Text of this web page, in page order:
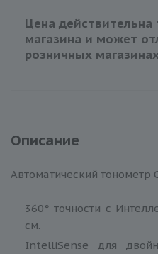
Цена действительна
магазина и может
розничных
Описание
Автоматический
360° точности с
см.
IntelliSense для